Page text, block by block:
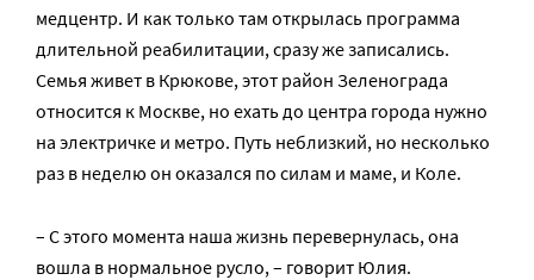
медцентр. И как только там открылась программа
длительной реабилитации, сразу же записались.
Семья живет в Крюкове, этот район Зеленограда
относится к Москве, но ехать до центра города нужно
на электричке и метро. Путь неблизкий, но несколько
раз в неделю он оказался по силам и маме, и Коле.
– С этого момента наша жизнь перевернулась, она
вошла в нормальное русло, – говорит Юлия.